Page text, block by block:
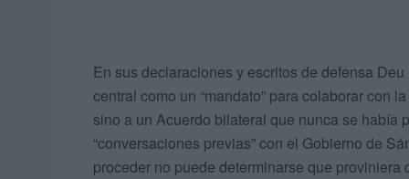
En sus declaraciones y escritos de defensa
central como un “mandato” para colaborar con
sino a un Acuerdo bilateral que nunca se había
“conversaciones previas” con el Gobierno de
proceder no puede determinarse que proviniera